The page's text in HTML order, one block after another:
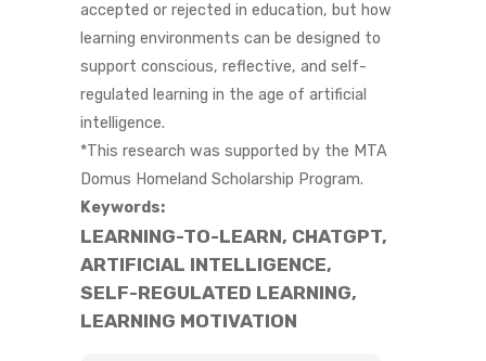
accepted or rejected in education, but how
learning environments can be designed to
support conscious, reflective, and self-
regulated learning in the age of artificial
intelligence.
*This research was supported by the MTA
Domus Homeland Scholarship Program.
Keywords:
LEARNING-TO-LEARN, CHATGPT,
ARTIFICIAL INTELLIGENCE,
SELF-REGULATED LEARNING,
LEARNING MOTIVATION